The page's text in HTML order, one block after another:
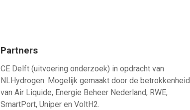
Partners
CE Delft (uitvoering onderzoek) in opdracht van
NLHydrogen. Mogelijk gemaakt door de betrokkenheid
van Air Liquide, Energie Beheer Nederland, RWE,
SmartPort, Uniper en VoltH2.